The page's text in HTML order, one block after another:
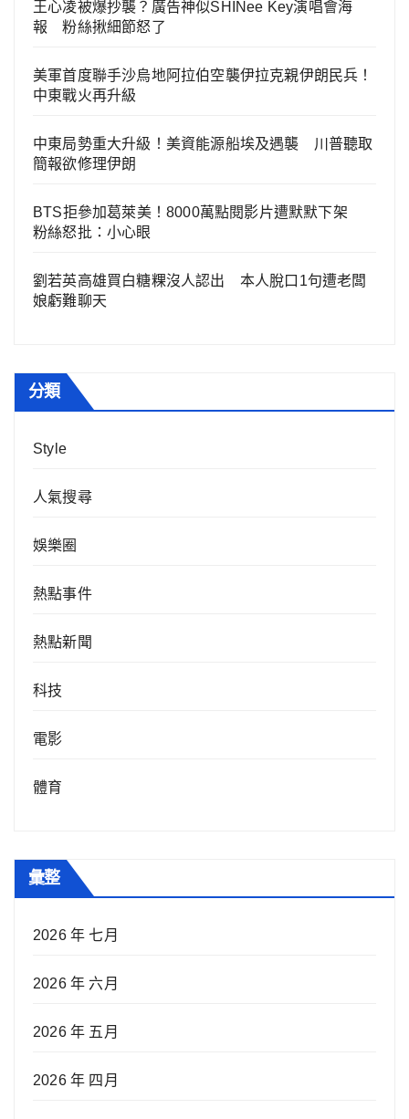
王心凌被爆抄襲？廣告神似SHINee Key演唱會海
報 粉絲揪細節怒了
美軍首度聯手沙烏地阿拉伯空襲伊拉克親伊朗民兵！
中東戰火再升級
中東局勢重大升級！美資能源船埃及遇襲 川普聽取
簡報欲修理伊朗
BTS拒參加葛萊美！8000萬點閱影片遭默默下架
粉絲怒批：小心眼
劉若英高雄買白糖粿沒人認出 本人脫口1句遭老闆
娘虧難聊天
分類
Style
人氣搜尋
娛樂圈
熱點事件
熱點新聞
科技
電影
體育
彙整
2026 年 七月
2026 年 六月
2026 年 五月
2026 年 四月